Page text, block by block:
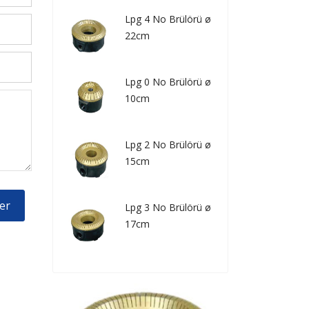
Lpg 4 No Brülörü ø
22cm
Lpg 0 No Brülörü ø
10cm
Lpg 2 No Brülörü ø
15cm
Lpg 3 No Brülörü ø
17cm